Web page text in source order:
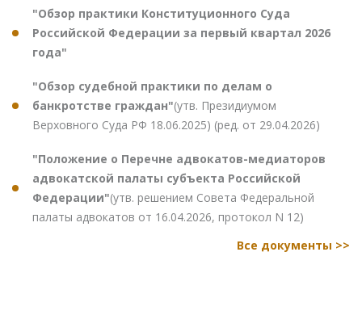
"Обзор практики Конституционного Суда
Российской Федерации за первый квартал 2026
года"
"Обзор судебной практики по делам о
банкротстве граждан"(утв. Президиумом
Верховного Суда РФ 18.06.2025) (ред. от 29.04.2026)
"Положение о Перечне адвокатов-медиаторов
адвокатской палаты субъекта Российской
Федерации"(утв. решением Совета Федеральной
палаты адвокатов от 16.04.2026, протокол N 12)
Все документы >>